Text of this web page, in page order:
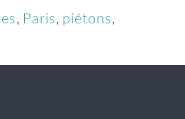
, Paris, piétons,